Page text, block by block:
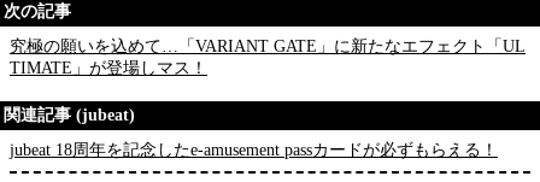
次の記事
究極の願いを込めて…「VARIANT GATE」に新たなエフェクト「UL
TIMATE」が登場しマス！
関連記事 (jubeat)
jubeat 18周年を記念したe-amusement passカードが必ずもらえる！